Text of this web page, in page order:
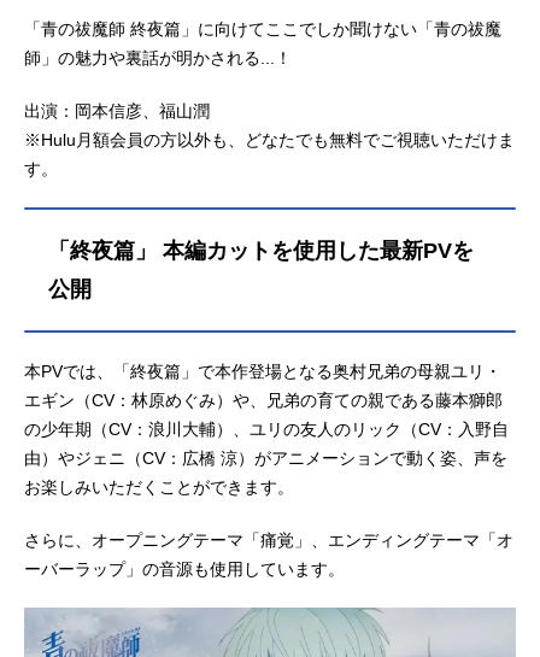
「青の祓魔師 終夜篇」に向けてここでしか聞けない「青の祓魔
師」の魅力や裏話が明かされる...！
出演：岡本信彦、福山潤
※Hulu月額会員の方以外も、どなたでも無料でご視聴いただけま
す。
「終夜篇」 本編カットを使用した最新PVを
公開
本PVでは、「終夜篇」で本作登場となる奥村兄弟の母親ユリ・
エギン（CV：林原めぐみ）や、兄弟の育ての親である藤本獅郎
の少年期（CV：浪川大輔）、ユリの友人のリック（CV：入野自
由）やジェニ（CV：広橋 涼）がアニメーションで動く姿、声を
お楽しみいただくことができます。
さらに、オープニングテーマ「痛覚」、エンディングテーマ「オ
ーバーラップ」の音源も使用しています。